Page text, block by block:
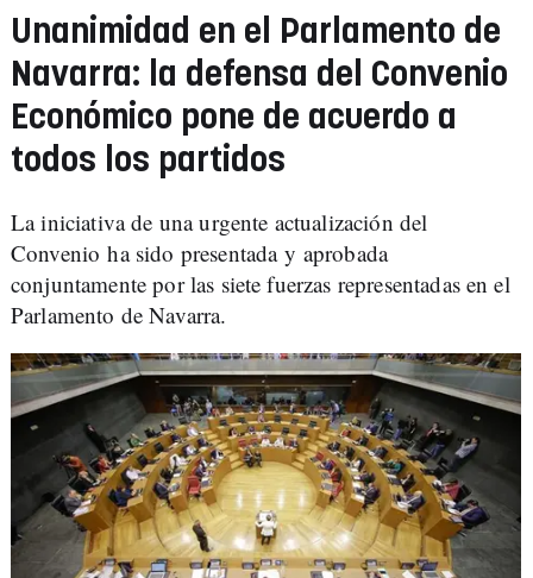
Unanimidad en el Parlamento de
Navarra: la defensa del Convenio
Económico pone de acuerdo a
todos los partidos
La iniciativa de una urgente actualización del
Convenio ha sido presentada y aprobada
conjuntamente por las siete fuerzas representadas en el
Parlamento de Navarra.